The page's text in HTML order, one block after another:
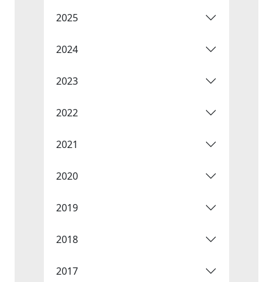
2025
2024
2023
2022
2021
2020
2019
2018
2017